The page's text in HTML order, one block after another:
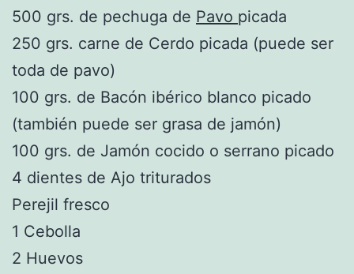
500 grs. de pechuga de Pavo picada
250 grs. carne de Cerdo picada (puede ser
toda de pavo)
100 grs. de Bacón ibérico blanco picado
(también puede ser grasa de jamón)
100 grs. de Jamón cocido o serrano picado
4 dientes de Ajo triturados
Perejil fresco
1 Cebolla
2 Huevos